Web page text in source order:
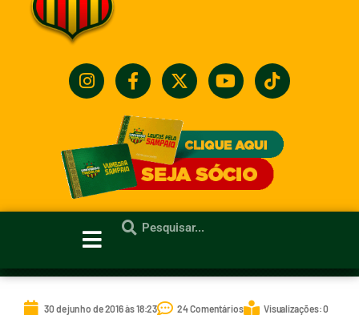
30 de junho de 2016 às 18:23 24 Comentários Visualizações: 0